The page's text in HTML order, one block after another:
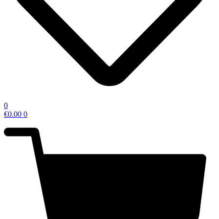
0
€0.00 0